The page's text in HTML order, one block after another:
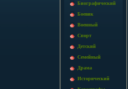
Биографический
Боевик
Военный
Спорт
Детский
Семейный
Драма
Исторический